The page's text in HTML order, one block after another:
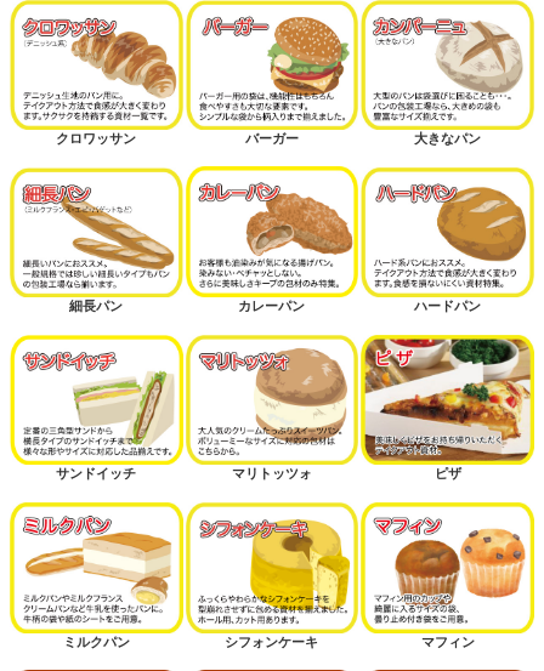
クロワッサン バーガー 大きなパン
細長パン カレーパン ハードパン
サンドイッチ マリトッツォ ピザ
ミルクパン シフォンケーキ マフィン